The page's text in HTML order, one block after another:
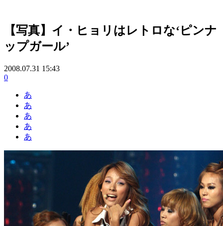
【写真】イ・ヒョリはレトロな‘ピンナ
ップガール’
2008.07.31 15:43
0
あ
あ
あ
あ
あ